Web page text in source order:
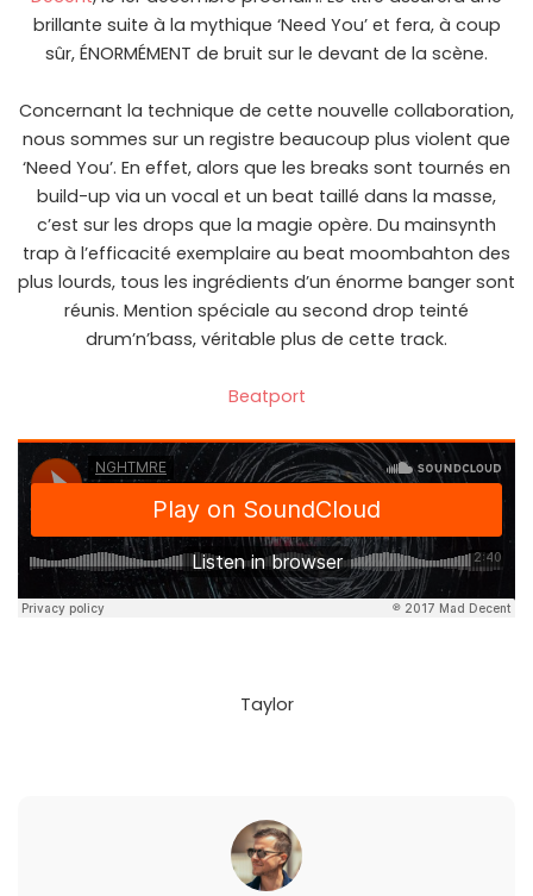
brillante suite à la mythique ‘Need You’ et fera, à coup
sûr, ÉNORMÉMENT de bruit sur le devant de la scène.
Concernant la technique de cette nouvelle collaboration,
nous sommes sur un registre beaucoup plus violent que
‘Need You’. En effet, alors que les breaks sont tournés en
build-up via un vocal et un beat taillé dans la masse,
c’est sur les drops que la magie opère. Du mainsynth
trap à l’efficacité exemplaire au beat moombahton des
plus lourds, tous les ingrédients d’un énorme banger sont
réunis. Mention spéciale au second drop teinté
drum’n’bass, véritable plus de cette track.
Beatport
Taylor